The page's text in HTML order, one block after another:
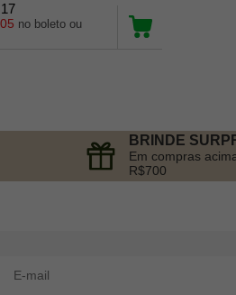
no boleto ou
BRINDE
Em compras
R$700